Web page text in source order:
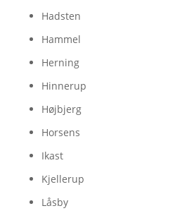
Hadsten
Hammel
Herning
Hinnerup
Højbjerg
Horsens
Ikast
Kjellerup
Låsby